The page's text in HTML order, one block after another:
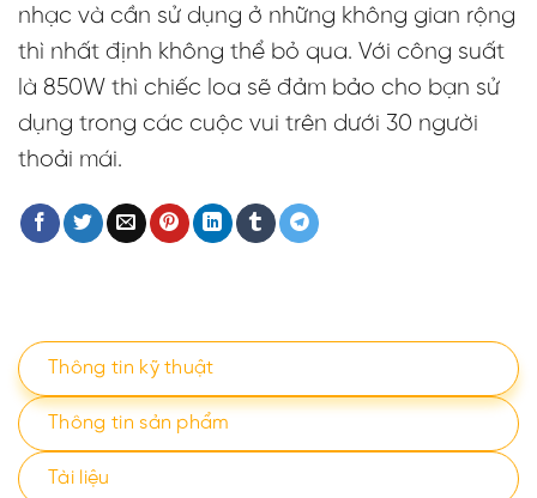
nhạc và cần sử dụng ở những không gian rộng
thì nhất định không thể bỏ qua. Với công suất
là 850W thì chiếc loa sẽ đảm bảo cho bạn sử
dụng trong các cuộc vui trên dưới 30 người
thoải mái.
Thông tin kỹ thuật
Thông tin sản phẩm
Tài liệu